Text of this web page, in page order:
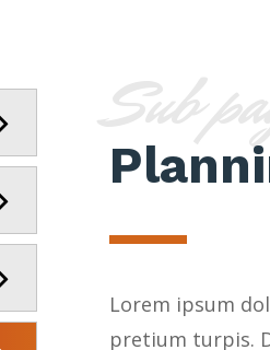
Sub page
Lorem ipsum
pretium turpis.